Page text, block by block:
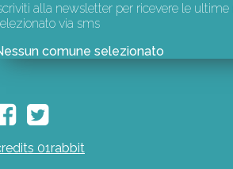
alla newsletter per ricevere le
via sms
comune selezionato
01rabbit